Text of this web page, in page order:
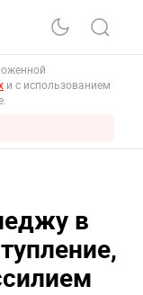
и с использованием
в